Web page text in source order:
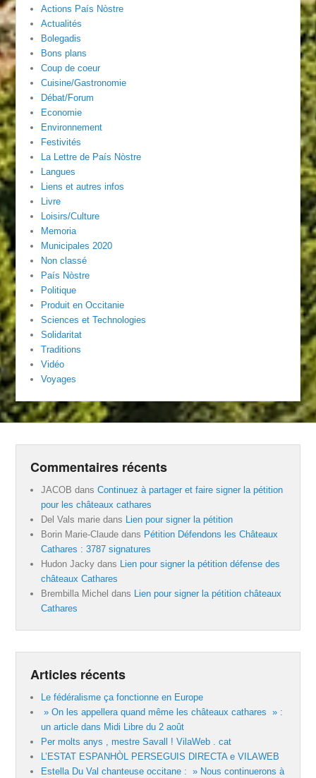
Actions País Nòstre
Actualités
Bolegadis
Bons plans
Coup de coeur
Cuisine/Gastronomie
Débat/Forum
Economie
Environnement
Festivités
La Lettre de País Nòstre
Langues
Liens et autres infos
Livre
Loisirs/Culture
Memoria
Municipales 2020
Non classé
País Nòstre
Politique
Produit en Occitanie
Sciences et Technologies
Solidaritat
Traditions
Vidéo
Voyages
Commentaires récents
JACOB dansContinuez à partager et faire signer la pétition
pour les châteaux cathares
Del Vals marie dans
Lien pour signer la pétition
Borin Marie-Claude dans Pétition Défendons les Châteaux
Cathares : 3787 signatures
Hudon Jacky dans
Lien pour signer la pétition défense des
châteaux Cathares
Brembilla Michel dans
Lien pour signer la pétition châteaux
Cathares
Articles récents
Le fédéralisme ça fonctionne en Europe
» On les appellera quand même les châteaux cathares » :
un article dans Midi Libre du 2 août
Per molts anys , mestre Savall ! VilaWeb . cat
L’ESTAT ESPANHÒL PERSEGUIS DIRECTA e VILAWEB
Estella Du Val chanteuse occitane : » Nous continuerons à